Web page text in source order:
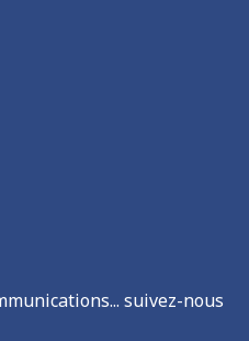
suivez-nous